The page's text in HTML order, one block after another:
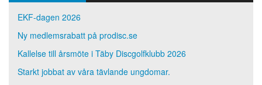
EKF-dagen 2026
Ny medlemsrabatt på prodisc.se
Kallelse till årsmöte i Täby Discgolfklubb 2026
Starkt jobbat av våra tävlande ungdomar.